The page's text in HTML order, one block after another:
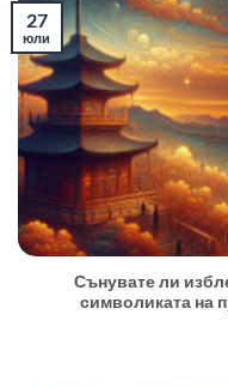
Сънувате ли
символиката на
27
юли